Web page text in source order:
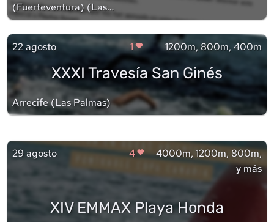
(Fuerteventura)(Las
Palmas)
22 agosto
1 1200m, 800m, 400m
XXXI Travesía San Ginés
Arrecife(Las Palmas)
29 agosto 4
4000m, 1200m, 800m,
y más
XIV EMMAX Playa Honda